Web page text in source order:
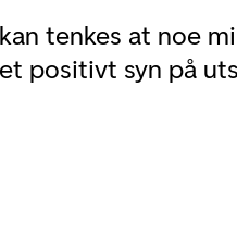
tenkes at noe
positivt syn på